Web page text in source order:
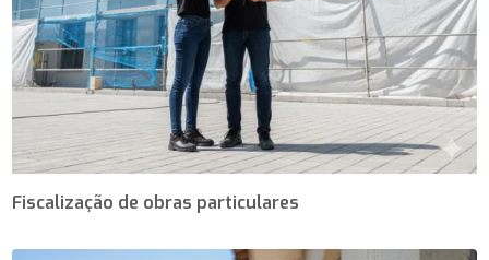
Fiscalização de obras particulares